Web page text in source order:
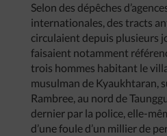
Selon des dépêches
internationales, des tracts
circulaient depuis plusieurs
faisaient notamment
trois hommes habitant le
musulman de Kyaukhtaran,
Rambree, au nord de
dernier par la police, elle-
d’une foule d’un millier de